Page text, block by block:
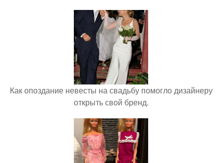
Как опоздание невесты на свадьбу помогло дизайнеру
открыть свой бренд.